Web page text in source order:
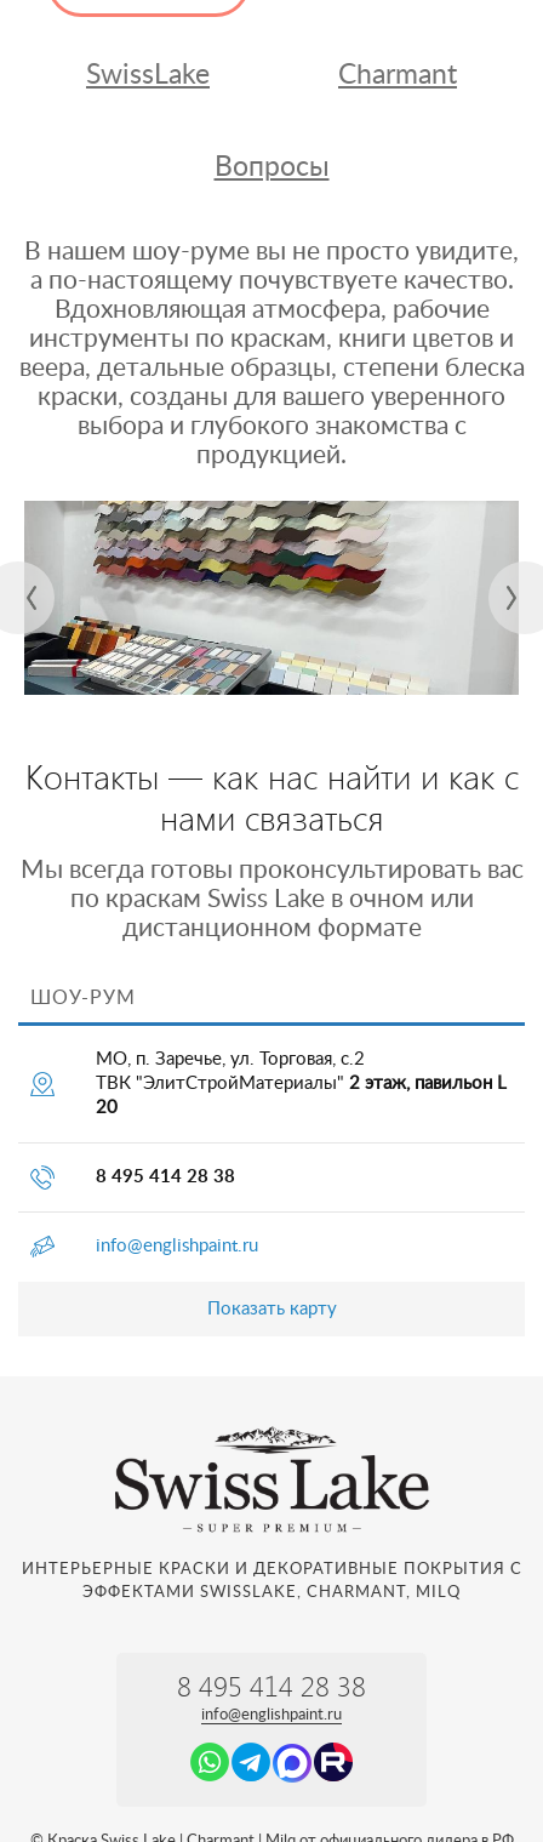
SwissLake Charmant
Вопросы
В нашем шоу-руме вы не просто увидите,
а по-настоящему почувствуете качество.
Вдохновляющая атмосфера, рабочие
инструменты по краскам, книги цветов и
веера, детальные образцы, степени блеска
краски, созданы для вашего уверенного
выбора и глубокого знакомства с
продукцией.
Контакты — как нас найти и как с
нами связаться
Мы всегда готовы проконсультировать вас
по краскам Swiss Lake в очном или
дистанционном формате
ШОУ-РУМ
МО, п. Заречье, ул. Торговая, с.2
ТВК "ЭлитСтройМатериалы" 2 этаж, павильон L
20
8 495 414 28 38
info@englishpaint.ru
Показать карту
ИНТЕРЬЕРНЫЕ КРАСКИ И ДЕКОРАТИВНЫЕ ПОКРЫТИЯ С
ЭФФЕКТАМИ SWISSLAKE, CHARMANT, MILQ
8 495 414 28 38
info@englishpaint.ru